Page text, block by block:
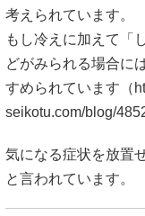
考えられています。
もし冷えに加えて「
どがみられる場合に
すめられています（
seikotu.com/blog/
気になる症状を放置
と言われています。